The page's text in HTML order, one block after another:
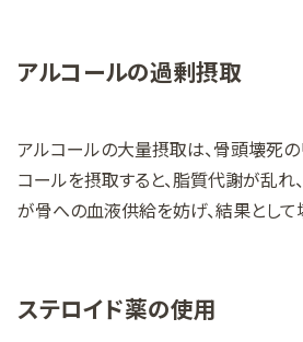
アルコールの過剰摂取
アルコールの大量摂取は、骨頭壊死
コールを摂取すると、脂質代謝が乱れ
が骨への血液供給を妨げ、結果として
ステロイド薬の使用